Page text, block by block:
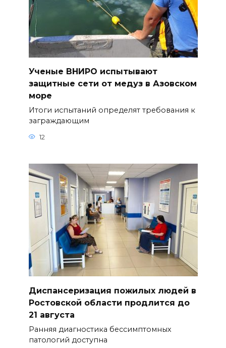
Ученые ВНИРО испытывают
защитные сети от медуз в Азовском
море
Итоги испытаний определят требования к
заграждающим
12
Диспансеризация пожилых людей в
Ростовской области продлится до
21 августа
Ранняя диагностика бессимптомных
патологий доступна